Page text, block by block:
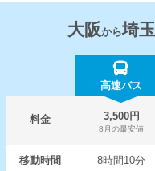
大阪から埼玉
高速バス
料金 3,500円
8月の最安値
移動時間 8時間10分